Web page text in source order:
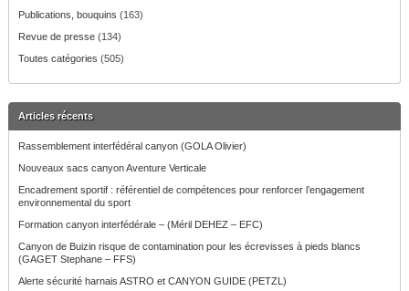
Publications, bouquins (163)
Revue de presse(134)
Toutes catégories (505)
Articles récents
Rassemblement interfédéral canyon (GOLA Olivier)
Nouveaux sacs canyon Aventure Verticale
Encadrement sportif : référentiel de compétences pour renforcer l’engagement
environnemental du sport
Formation canyon interfédérale – (Méril DEHEZ – EFC)
Canyon de Buizin risque de contamination pour les écrevisses à pieds blancs
(GAGET Stephane – FFS)
Alerte sécurité harnais ASTRO et CANYON GUIDE (PETZL)